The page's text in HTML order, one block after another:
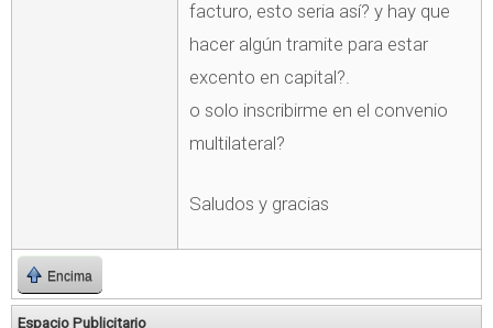
facturo, esto seria así? y hay que
hacer algún tramite para estar
excento en capital?.
o solo inscribirme en el convenio
multilateral?
Saludos y gracias
Encima
Espacio Publicitario